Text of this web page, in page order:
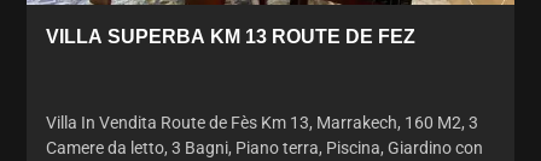
VILLA SUPERBA KM 13 ROUTE DE FEZ
Villa In Vendita Route de Fès Km 13, Marrakech, 160 M2, 3
Camere da letto, 3 Bagni, Piano terra, Piscina, Giardino con